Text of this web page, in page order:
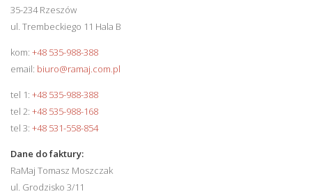
35-234 Rzeszów
ul. Trembeckiego 11 Hala B
kom: +48 535-988-388
email: biuro@ramaj.com.pl
tel 1: +48 535-988-388
tel 2: +48 535-988-168
tel 3: +48 531-558-854
Dane do faktury:
RaMaj Tomasz Moszczak
ul. Grodzisko 3/11